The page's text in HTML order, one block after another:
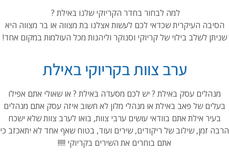
למה לבחור בחדר הקריוקי שלנו באילת ?
הסיבה העיקרית שכדאי לכם לעשות אצלנו בת מצווה או בר מצווה היא
שניתן לשלב בילוי של קריוקי וסנוקר וליהנות מכל העולמות במקום אחד!
ערב צוות בקריוקי באילת
מנהלים עסק באילת ? יש לכם מסעדה באילת ? או שאולי אתם אפילו
בעלים של פאב באילת או מנהלי מלון לא חשוב איזה עסק אתם מנהלים
בעיר אילת אתם בוודאי עושים ערבי צוות, בואו לערב צוות שלא ישכח
הרבה זמן, שילוב של ריקודים, שירים ועוד, בטוח שאף אחד לא יתאכזב כי
אתם בוחרים את השירים בקריוקי !!!!!